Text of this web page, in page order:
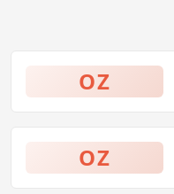
OZ
OZ